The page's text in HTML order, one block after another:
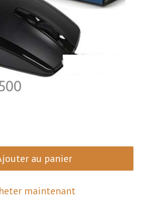
au panier
maintenant